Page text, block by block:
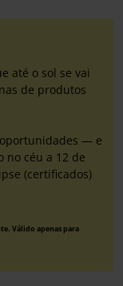
até o sol se vai
de produtos
oportunidades — e
no céu a 12 de
(certificados)
Válido apenas para